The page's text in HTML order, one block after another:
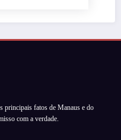
principais fatos de Manaus e do
com a verdade.